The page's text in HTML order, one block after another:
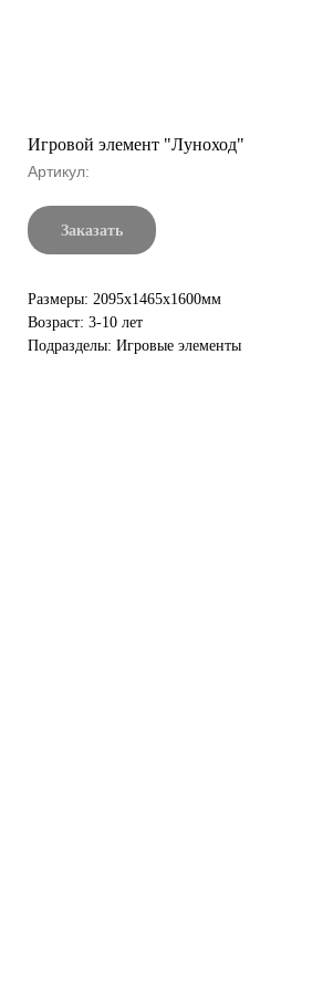
Игровой элемент "Луноход"
Артикул:
Заказать
Размеры: 2095х1465х1600мм
Возраст: 3-10 лет
Подразделы: Игровые элементы